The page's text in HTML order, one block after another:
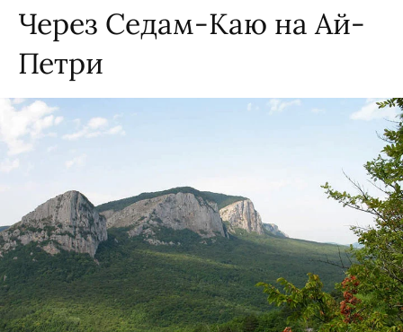
Через Седам-Каю на Ай-
Петри